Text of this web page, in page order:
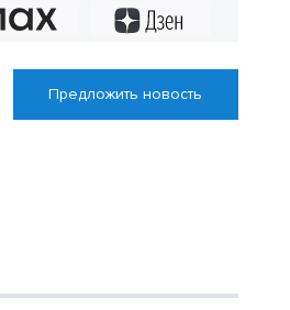
Предложить новость